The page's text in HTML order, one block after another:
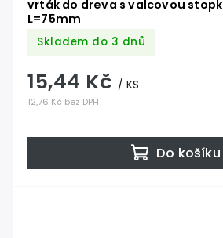
vrták do dreva s valcovou
L=75mm
Skladem do 3 dnů
12,76 Kč bez DPH
15,44 Kč / KS
Do košíku